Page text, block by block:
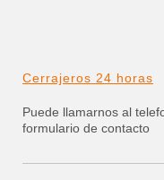
Cerrajeros 24 horas
Puede llamarnos al
formulario de contacto